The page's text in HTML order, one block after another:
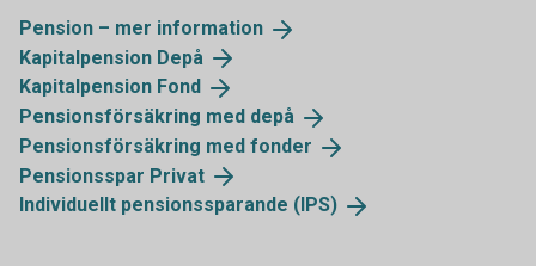
Pension – mer information
Kapitalpension Depå
Kapitalpension Fond
Pensionsförsäkring med depå
Pensionsförsäkring med fonder
Pensionsspar Privat
Individuellt pensionssparande (IPS)